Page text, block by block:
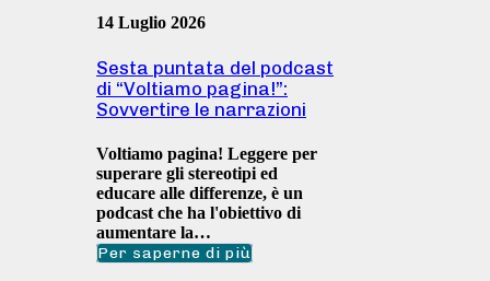
14 Luglio 2026
Sesta puntata del podcast
di “Voltiamo pagina!”:
Sovvertire le narrazioni
Voltiamo pagina! Leggere per
superare gli stereotipi ed
educare alle differenze, è un
podcast che ha l'obiettivo di
aumentare la…
Per saperne di più